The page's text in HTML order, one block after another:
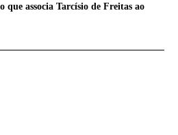
associa Tarcísio de Freitas ao